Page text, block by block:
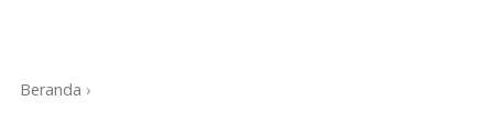
Beranda ›